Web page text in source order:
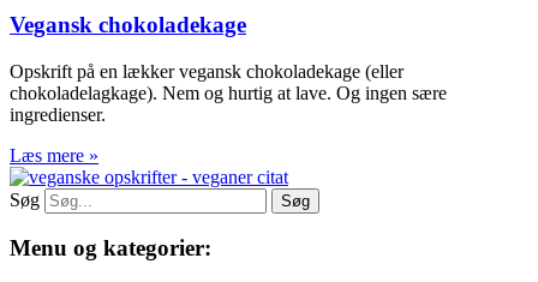
Vegansk chokoladekage
Opskrift på en lækker vegansk chokoladekage (eller
chokoladelagkage). Nem og hurtig at lave. Og ingen sære
ingredienser.
Læs mere »
Søg Søg
Menu og kategorier: